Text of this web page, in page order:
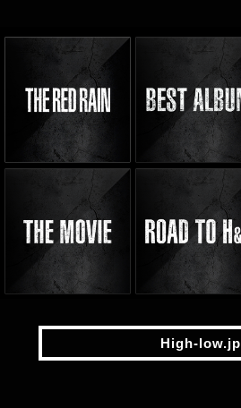
High-low.jp